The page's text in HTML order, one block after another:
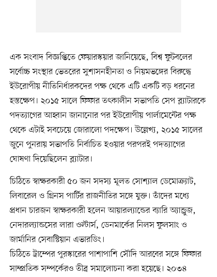
এক সংবাদ বিজ্ঞপ্তিতে ফেয়ারস্কয়ার জানিয়েছে, বিশ্ব ফুটবলের
সর্বোচ্চ সংস্থার ভেতরের সুশাসনহীনতা ও নিয়মভঙ্গের বিরুদ্ধে
ইউরোপীয় নীতিনির্ধারকদের পক্ষ থেকে এটি একটি বড় ধরনের
হস্তক্ষেপ। ২০১৫ সালে ফিফার তৎকালীন সভাপতি সেপ ব্ল্যাটারকে
পদত্যাগের আহ্বান জানানোর পর ইউরোপীয় পার্লামেন্টের পক্ষ
থেকে এটাই সবচেয়ে জোরালো পদক্ষেপ। উল্লেখ্য, ২০১৫ সালের
জুনে পুনরায় সভাপতি নির্বাচিত হওয়ার পরপরই পদত্যাগের
ঘোষণা দিয়েছিলেন ব্ল্যাটার।
চিঠিতে স্বাক্ষরকারী ৫০ জন সদস্য মূলত সোশ্যাল ডেমোক্র্যাট,
লিবারেল ও গ্রিনস পার্টির রাজনীতির সঙ্গে যুক্ত। তাঁদের মধ্যে
প্রধান চারজন স্বাক্ষরকারী হলেন আয়ারল্যান্ডের ব্যারি অ্যান্ড্রুজ,
নেদারল্যান্ডসের লারা ওল্টার্স, ডেনমার্কের নিলস ফুলসাং ও
জার্মানির সেবাস্টিয়ান এভারডিং।
চিঠিতে ট্রাম্পের পুরস্কারের পাশাপাশি সৌদি আরবের সঙ্গে ফিফার
সাম্প্রতিক সম্পর্কেরও তীব্র সমালোচনা করা হয়েছে। ২০৩৪